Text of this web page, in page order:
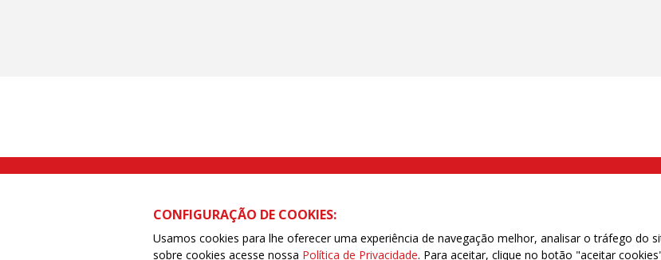
Rua Caetano Pinto nº 575 CEP 03041-000 Brás, São Paulo/SP | Telefone (11) 2108 9200 - Fax (11) 2108
CONFIGURAÇÃO DE COOKIES:
Usamos cookies para lhe oferecer uma experiência de navegação melhor, analisar o tráfego do
sobre cookies acesse nossa Política de Privacidade. Para aceitar, clique no botão "aceitar